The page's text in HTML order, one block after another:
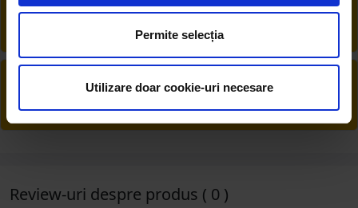
Permite selecția
Utilizare doar cookie-uri necesare
La livrare, verifici produsele împreună cu
șoferul înainte de a face plata
Livrăm rapid, avem toate produsele în
depozitul nostru din Arad
Review-uri despre produs ( 0 )